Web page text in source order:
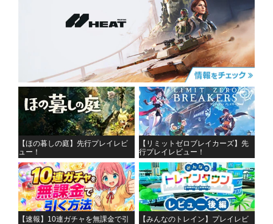
【ほの暮しの庭】先行プレイレビ
ュー！
【リミットゼロブレイカーズ】先
行プレイレビュー！
【速報】10連ガチャを無課金で引
【みんなのトレイン】プレイレビ